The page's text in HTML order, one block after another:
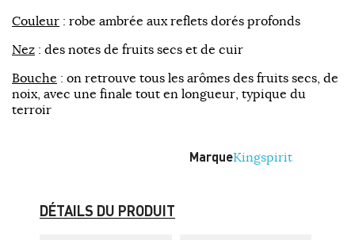
Couleur : robe ambrée aux reflets dorés profonds
Nez : des notes de fruits secs et de cuir
Bouche : on retrouve tous les arômes des fruits secs, de
noix, avec une finale tout en longueur, typique du
terroir
MarqueKingspirit
DÉTAILS DU PRODUIT